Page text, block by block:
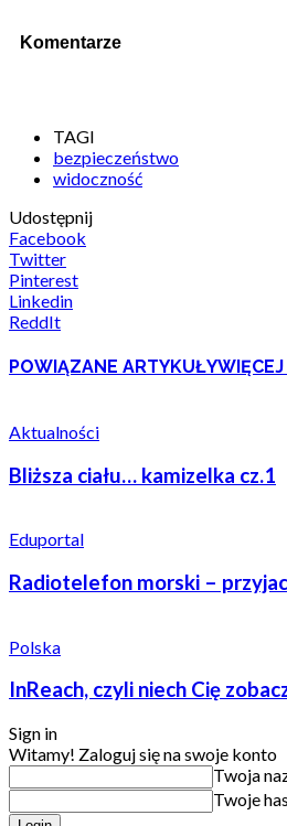
Komentarze
TAGI
bezpieczeństwo
widoczność
Udostępnij
Facebook
Twitter
Pinterest
Linkedin
ReddIt
POWIĄZANE ARTYKUŁY
Aktualności
Bliższa ciału… kamizelka cz.1
Eduportal
Radiotelefon morski –
Polska
InReach, czyli niech Cię
Sign in
Witamy! Zaloguj się na swoje konto
Twoja
Twoje